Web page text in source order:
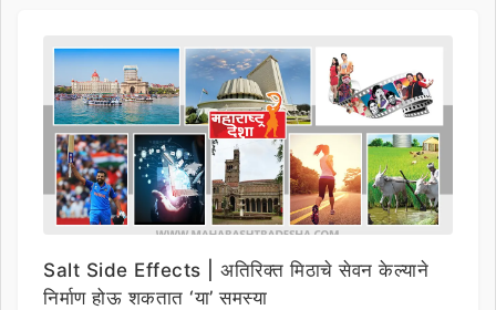
Salt Side Effects | अतिरिक्त मिठाचे सेवन केल्याने
निर्माण होऊ शकतात ‘या’ समस्या